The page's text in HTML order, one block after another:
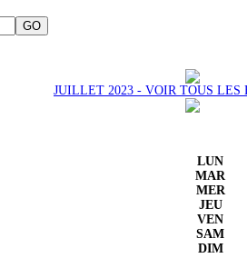
JUILLET 2023 - VOIR TOUS LES
LUN
MAR
MER
JEU
VEN
SAM
DIM